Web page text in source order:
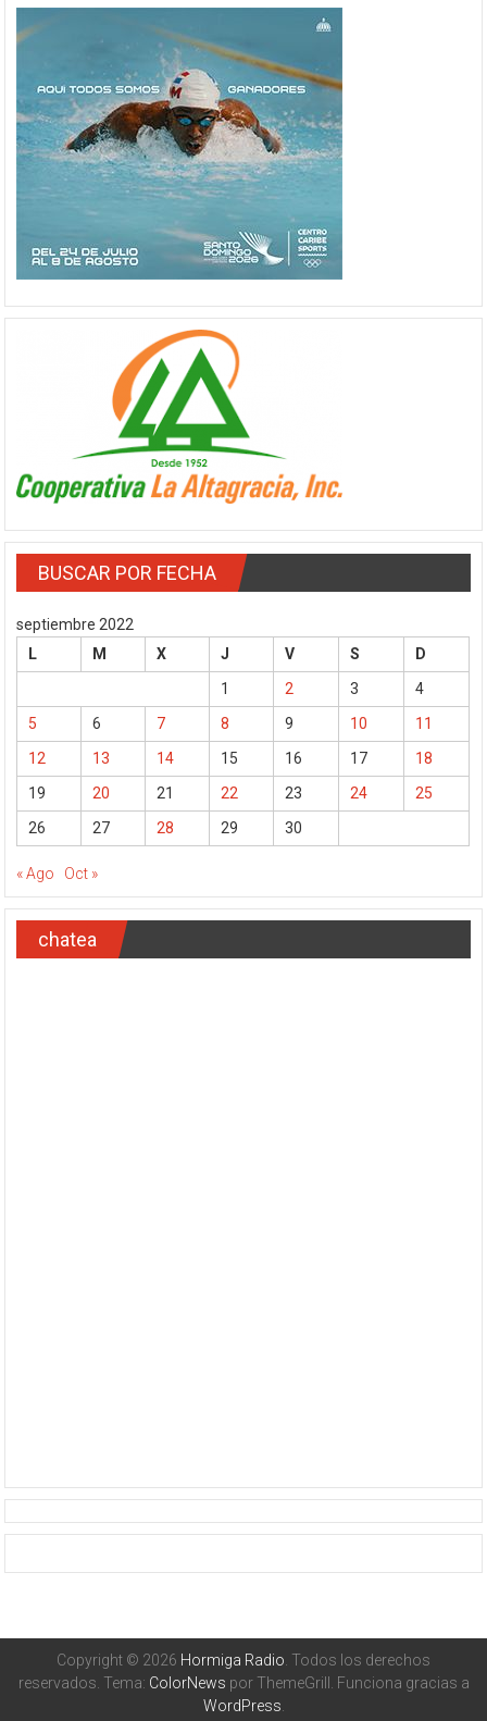
BUSCAR POR FECHA
septiembre 2022
L
M X J V S
D
1
2 3
4
5
6 7 8 9 10
11
12
13 14 15 16 17
18
19
20 21 22 23 24
25
26
27 28 29 30
« Ago Oct »
chatea
Copyright © 2026 Hormiga Radio . Todos los derechos
reservados. Tema: ColorNews por ThemeGrill. Funciona gracias a
WordPress